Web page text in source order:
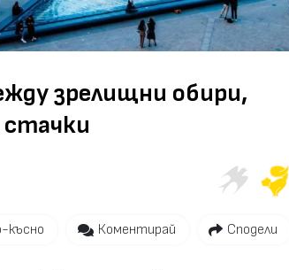
зрелищни обири,
стачки
късно Коментирай Сподели